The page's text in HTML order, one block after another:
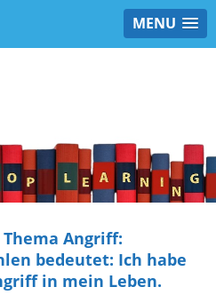
MENU
Angriff:
bedeutet: Ich habe
in mein Leben.